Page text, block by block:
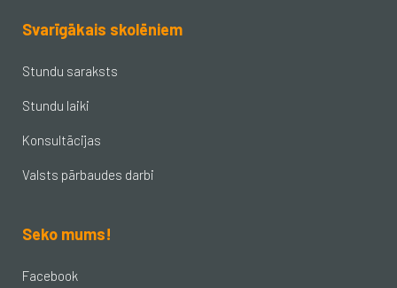
Svarīgākais skolēniem
Stundu saraksts
Stundu laiki
Konsultācijas
Valsts pārbaudes darbi
Seko mums!
Facebook